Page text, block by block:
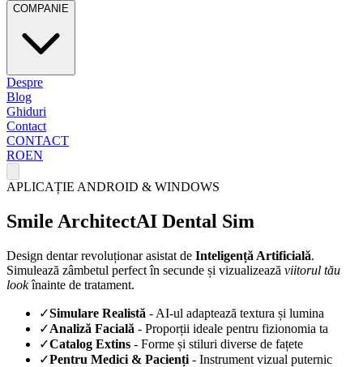
COMPANIE
Despre
Blog
Ghiduri
Contact
CONTACT
ROEN
APLICAȚIE ANDROID & WINDOWS
Smile ArchitectAI Dental Sim
Design dentar revoluționar asistat de Inteligență Artificială.
Simulează zâmbetul perfect în secunde și vizualizează viitorul tău
lookînainte de tratament.
✓Simulare Realistă - AI-ul adaptează textura și lumina
✓Analiză Facială - Proporții ideale pentru fizionomia ta
✓Catalog Extins - Forme și stiluri diverse de fațete
✓Pentru Medici & Pacienți - Instrument vizual puternic